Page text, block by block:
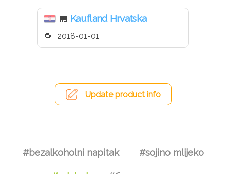
🏪 Kaufland Hrvatska
2018-01-01
Update product info
#bezalkoholni napitak #sojino mlijeko